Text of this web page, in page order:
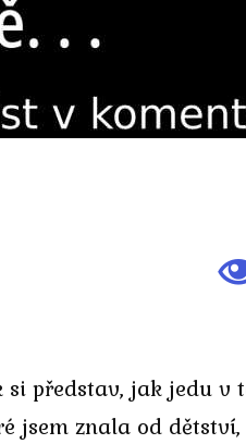
představ, jak jedu v
znala od